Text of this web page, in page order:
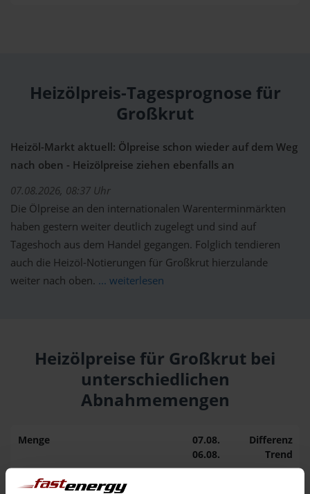
Heizölpreis-Tagesprognose für
Großkrut
Heizöl-Markt aktuell: Ölpreise schon wieder auf dem Weg
nach oben - Heizölpreise ziehen ebenfalls an
07.08.2026, 08:37 Uhr
Die Ölpreise an den internationalen Warenterminmärkten
haben gestern weiter deutlich zugelegt und sind auf
Tageshoch aus dem Handel gegangen. Folglich tendieren
auch die Heizöl-Notierungen für Großkrut hierzulande
weiter nach oben. ... weiterlesen
Heizölpreise für Großkrut bei
unterschiedlichen
Abnahmemengen
Menge
07.08.
06.08.
Differenz
Trend
1.000 Liter